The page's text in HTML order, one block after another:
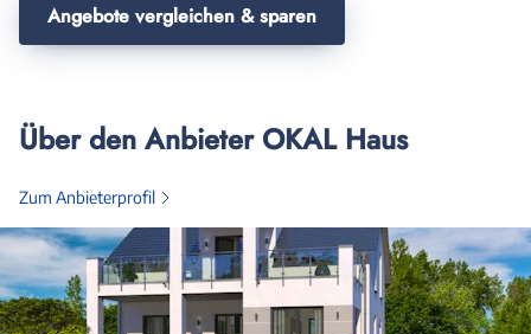
Angebote vergleichen & sparen
Über den Anbieter OKAL Haus
Zum Anbieterprofil